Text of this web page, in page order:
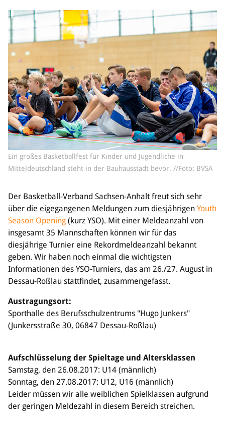
Sportorganisation
Philosophie
Spielbetrieb
BVSA-Events
Hallenübersicht
Digitaler Spielberichtsbogen
Regelwerk
Leistungssport
Auswahlen
Mitteldeutsche Liga (MDL)
Jugend & Schulsport
Allgemeines
Projekte
Bildung
Info
Trainerwesen
Bildungsnetzwerk
Schiedsrichterwesen
Bildungsangebote im BVSA
Externe Bildungsangebote
Stellenangebote
Downloads
Turnier- & Campbörse
FAQ
Kontakt
Ein großes Basketballfest für Kinder und Jugendliche in
Mitteldeutschland steht in der Bauhausstadt bevor. //Foto: BVSA
Der Basketball-Verband Sachsen-Anhalt freut sich sehr
über die eigegangenen Meldungen zum diesjährigen Youth
Season Opening (kurz YSO). Mit einer Meldeanzahl von
insgesamt 35 Mannschaften können wir für das
diesjährige Turnier eine Rekordmeldeanzahl bekannt
geben. Wir haben noch einmal die wichtigsten
Informationen des YSO-Turniers, das am 26./27. August in
Dessau-Roßlau stattfindet, zusammengefasst.
Austragungsort:
Sporthalle des Berufsschulzentrums "Hugo Junkers"
(Junkersstraße 30, 06847 Dessau-Roßlau)
Aufschlüsselung der Spieltage und Altersklassen
Samstag, den 26.08.2017: U14 (männlich)
Sonntag, den 27.08.2017: U12, U16 (männlich)
Leider müssen wir alle weiblichen Spielklassen aufgrund
der geringen Meldezahl in diesem Bereich streichen.